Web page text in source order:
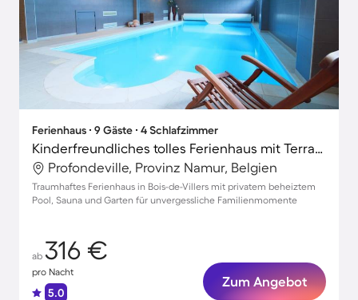
Ferienhaus ∙ 9 Gäste ∙ 4 Schlafzimmer
Kinderfreundliches tolles Ferienhaus mit Terrasse, Sauna und privatem Pool | Haustiere erlaubt
Profondeville, Provinz Namur, Belgien
Traumhaftes Ferienhaus in Bois-de-Villers mit privatem beheiztem
Pool, Sauna und Garten für unvergessliche Familienmomente
ab 316 €
pro Nacht
5.0
Zum Angebot